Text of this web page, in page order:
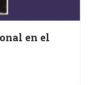
en el